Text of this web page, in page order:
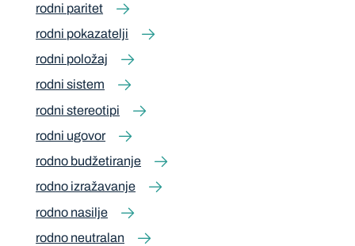
rodni paritet
rodni pokazatelji
rodni položaj
rodni sistem
rodni stereotipi
rodni ugovor
rodno budžetiranje
rodno izražavanje
rodno nasilje
rodno neutralan